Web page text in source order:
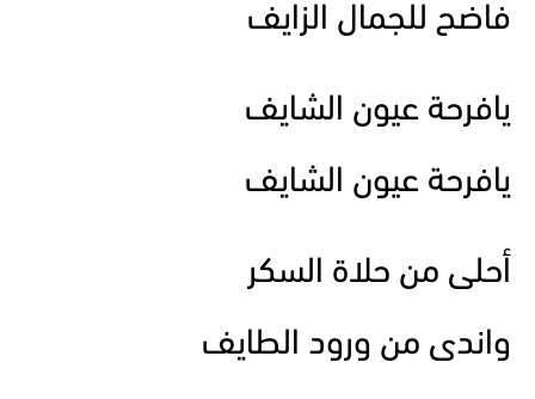
فاضح للجمال الزايف
يافرحة عيون الشايف
يافرحة عيون الشايف
أحلى من حلاة السكر
واندى من ورود الطايف